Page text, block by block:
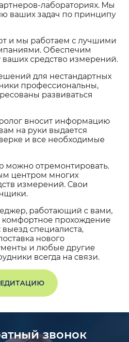
лабораториях. Мы
ваших задач по принципу
и мы работаем с лучшими
Обеспечим
средство измерений.
для нестандартных
профессиональны,
развиваться
вносит информацию
на руки выдается
и все необходимые
можно отремонтировать.
центром многих
измерений. Свои
работающий с вами,
комфортное прохождение
выезд специалиста,
нового
и любые другие
всегда на связи.
звонок